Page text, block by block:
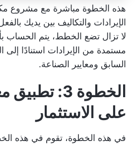
هذه الخطوة مباشرة مع مشروع
الإيرادات والتكاليف بين يديك
لا تزال تضع الخطط، يتم الحساب
مستمدة من الإيرادات استنادًا إلى
السابق ومعايير الصناعة.
الخطوة 3:
على الاستثمار
في هذه الخطوة، تقوم في هذه